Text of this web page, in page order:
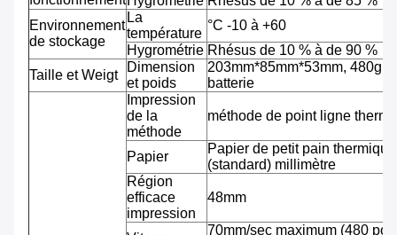
Environnement
de stockage
La
température
°C -10 à +60
Hygrométrie Rhésus de 10 % à de 90 %
Taille et Weigt
Dimension
et poids
203mm*85mm*53mm, 480g
batterie
Impression
de la
méthode
méthode de point ligne
Papier
Papier de petit pain
(standard) millimètre
Région
efficace
impression
48mm
70mm/sec maximum (480